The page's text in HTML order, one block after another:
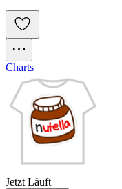
Charts
Jetzt Läuft